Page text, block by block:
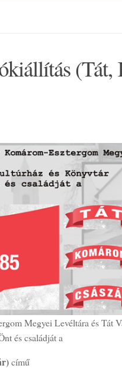
Megyei Levéltára és Tát
és családját a
című